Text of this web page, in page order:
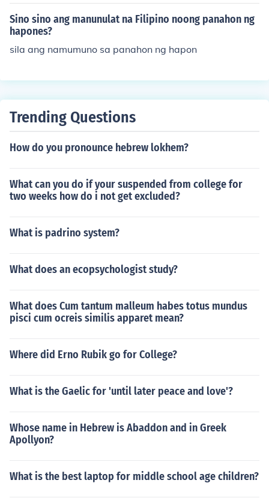
Sino sino ang manunulat na Filipino noong panahon ng
hapones?
sila ang namumuno sa panahon ng hapon
Trending Questions
How do you pronounce hebrew lokhem?
What can you do if your suspended from college for
two weeks how do i not get excluded?
What is padrino system?
What does an ecopsychologist study?
What does Cum tantum malleum habes totus mundus
pisci cum ocreis similis apparet mean?
Where did Erno Rubik go for College?
What is the Gaelic for 'until later peace and love'?
Whose name in Hebrew is Abaddon and in Greek
Apollyon?
What is the best laptop for middle school age children?